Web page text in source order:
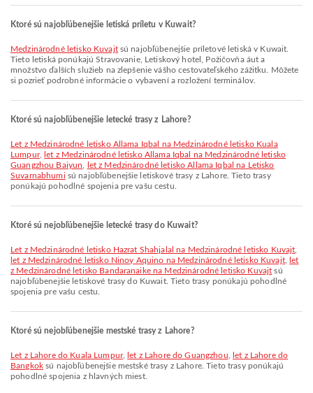
Ktoré sú najobľúbenejšie letiská príletu v Kuwait?
Medzinárodné letisko Kuvajtsú najobľúbenejšie príletové letiská v Kuwait.
Tieto letiská ponúkajú Stravovanie, Letiskový hotel, Požičovňa áut a
množstvo ďalších služieb na zlepšenie vášho cestovateľského zážitku. Môžete
si pozrieť podrobné informácie o vybavení a rozložení terminálov.
Ktoré sú najobľúbenejšie letecké trasy z Lahore?
let z Medzinárodné letisko Allama Iqbal na Medzinárodné letisko Kuala
Lumpur,
let z Medzinárodné letisko Allama Iqbal na Medzinárodné letisko
Guangzhou Baiyun
let z Medzinárodné letisko Allama Iqbal na Letisko
Suvarnabhumi sú najobľúbenejšie letiskové trasy z Lahore. Tieto trasy
ponúkajú pohodlné spojenia pre vašu cestu.
Ktoré sú nejobľúbenejšie letecké trasy do Kuwait?
let z Medzinárodné letisko Hazrat Shahjalal na Medzinárodné letisko Kuvajt
let z Medzinárodné letisko Ninoy Aquino na Medzinárodné letisko Kuvajt,
let
z Medzinárodné letisko Bandaranaike na Medzinárodné letisko Kuvajt sú
najobľúbenejšie letiskové trasy do Kuwait. Tieto trasy ponúkajú pohodlné
spojenia pre vašu cestu.
Ktoré sú nejobľúbenejšie mestské trasy z Lahore?
let z Lahore do Kuala Lumpur, let z Lahore do Guangzhou
let z Lahore do
Bangkoksú najobľúbenejšie mestské trasy z Lahore. Tieto trasy ponúkajú
pohodlné spojenia z hlavných miest.